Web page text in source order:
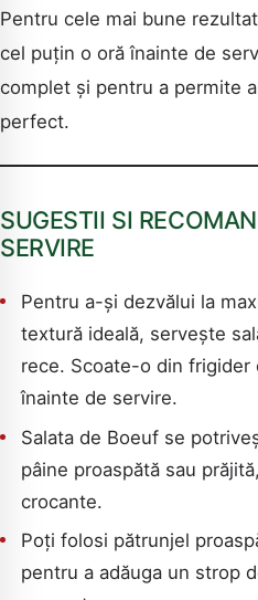
Pentru cele mai bune
cel puțin o oră înainte de
complet și pentru a permite
perfect.
SUGESTII SI
SERVIRE
Pentru a-și dezvălui la
textură ideală, servește
rece. Scoate-o din frigider
înainte de servire.
Salata de Boeuf se
pâine proaspătă sau
crocante.
Poți folosi pătrunjel
pentru a adăuga un strop